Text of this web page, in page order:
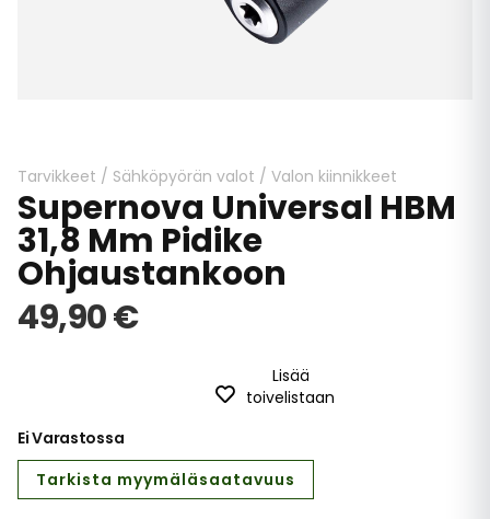
beginning
of
the
images
gallery
Tarvikkeet / Sähköpyörän valot / Valon kiinnikkeet
Supernova Universal HBM
31,8 Mm Pidike
Ohjaustankoon
49,90 €
Lisää
toivelistaan
Ei Varastossa
Tarkista myymäläsaatavuus